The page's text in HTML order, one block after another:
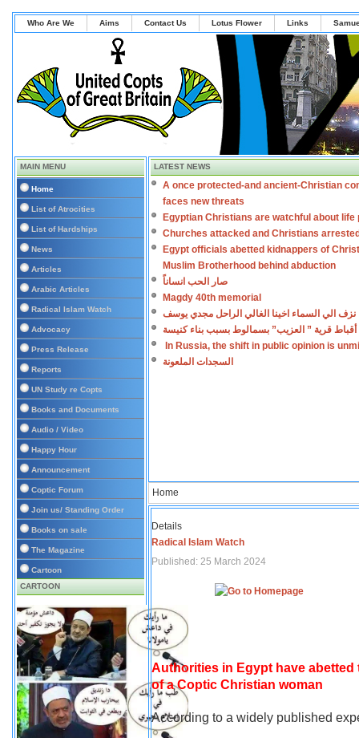
Who Are We Aims Contact Us Lotus Flower Links
MAIN MENU
Home
List of Atrocities
List of Hardships
News
Articles
Arabic Articles
Radical Islam Watch
Advocacy
Press Release
Reports
UN Study re Copts
Books and Documents
Audio / Video
Happy Hour
Announcement
Coptic Forum
Join us/ Standing Order
Books on sale
The Magazine
Cartoon
CARTOON
LATEST NEWS
A once protected-and ancient-Christian
faces new threats
Egyptian Christians are watchful about life
Churches attacked and Christians
Egypt officials abetted kidnappers of
Muslim Brotherhood behind abduction
صار الحب انساناً
Magdy 40th memorial
نزف الي السماء اخينا الغالي الراحل مجدي يوسف
أقباط قرية ” العزيب” بسمالوط بسبب بناء كنيسة
In Russia, the shift in public opinion is
السجدات الملعونة
Home
Details
Radical Islam Watch
Published: 25 March 2024
Authorities in Egypt have
of a Coptic Christian woman
According to a widely published